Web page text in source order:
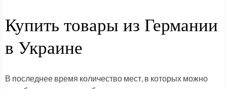
Купить товары из Германии
в Украине
В последнее время количество мест, в которых можно